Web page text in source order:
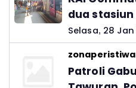
dua stasiun
Selasa, 28 Jan
Patroli